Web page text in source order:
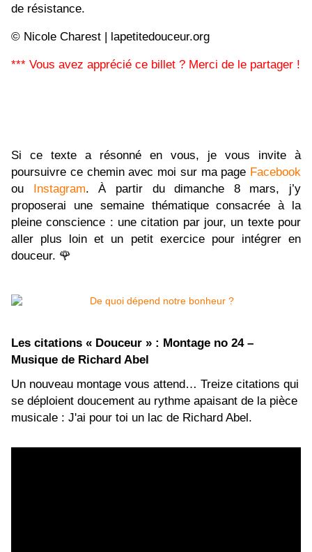
de résistance.
© Nicole Charest | lapetitedouceur.org
*** Vous avez apprécié ce billet ? Merci de le partager !
Si ce texte a résonné en vous, je vous invite à
poursuivre ce chemin avec moi sur ma page Facebook
ou Instagram. À partir du dimanche 8 mars, j’y
proposerai une semaine thématique consacrée à la
pleine conscience : une citation par jour, un texte pour
aller plus loin et un petit exercice pour intégrer en
douceur. 🌹
Les citations « Douceur » : Montage no 24 –
Musique de Richard Abel
Un nouveau montage vous attend… Treize citations qui
se déploient doucement au rythme apaisant de la pièce
musicale : J'ai pour toi un lac de Richard Abel.